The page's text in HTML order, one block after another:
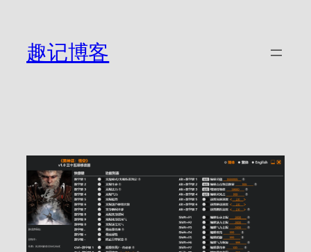
趣记博客